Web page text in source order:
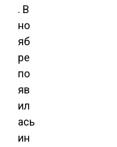
. В
но
яб
ре
по
яв
ил
ась
ин